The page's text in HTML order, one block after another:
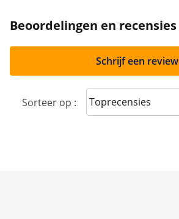
Beoordelingen en recensies
Schrijf een review
Sorteer op : Sort reviews